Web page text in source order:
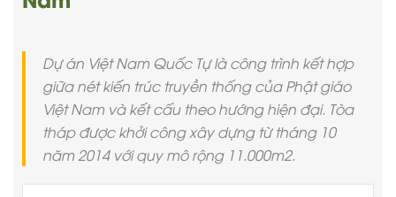
Dự án Việt Nam Quốc Tự là công trình kết hợp
giữa nét kiến trúc truyền thống của Phật giáo
Việt Nam và kết cấu theo hướng hiện đại. Tòa
tháp được khởi công xây dựng từ tháng 10
năm 2014 với quy mô rộng 11.000m2.